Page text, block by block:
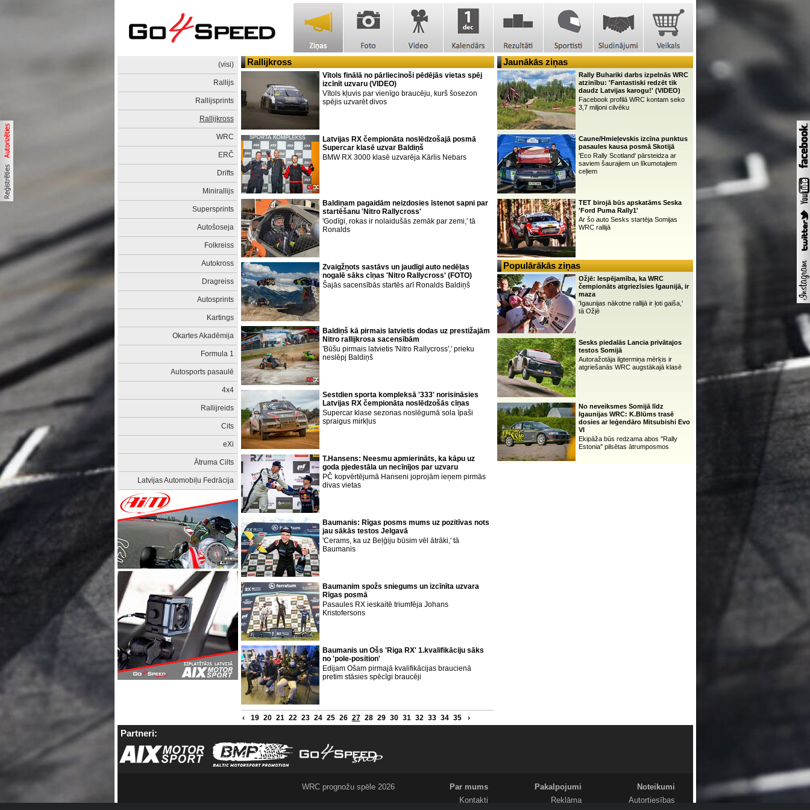
(visi)
Rallijs
Rallijsprints
Rallijkross
WRC
ERČ
Drifts
Minirallijs
Supersprints
Autošoseja
Folkreiss
Autokross
Dragreiss
Autosprints
Kartings
Okartes Akadēmija
Formula 1
Autosports pasaulē
4x4
Rallijreids
Cits
eXi
Ātruma Cilts
Latvijas Automobiļu Fedrācija
Rallijkross
Vītols finālā no pārliecinoši pēdējās vietas spēj
izcīnīt uzvaru (VIDEO)
Vītols kļuvis par vienīgo braucēju, kurš šosezon
spējis uzvarēt divos
Latvijas RX čempionāta noslēdzošajā posmā
Supercar klasē uzvar Baldiņš
BMW RX 3000 klasē uzvarēja Kārlis Nebars
Baldiņam pagaidām neizdosies īstenot sapni par
startēšanu 'Nitro Rallycross'
'Godīgi, rokas ir nolaidušās zemāk par zemi,' tā
Ronalds
Zvaigžņots sastāvs un jaudīgi auto nedēļas
nogalē sāks cīņas 'Nitro Rallycross' (FOTO)
Šajās sacensībās startēs arī Ronalds Baldiņš
Baldiņš kā pirmais latvietis dodas uz prestižajām
Nitro rallijkrosa sacensībām
'Būšu pirmais latvietis 'Nitro Rallycross',' prieku
neslēpj Baldiņš
Sestdien sporta kompleksā '333' norisināsies
Latvijas RX čempionāta noslēdzošās cīņas
Supercar klase sezonas noslēgumā sola īpaši
spraigus mirkļus
T.Hansens: Neesmu apmierināts, ka kāpu uz
goda pjedestāla un necīnījos par uzvaru
PČ kopvērtējumā Hanseni joprojām ieņem pirmās
divas vietas
Baumanis: Rīgas posms mums uz pozitīvas nots
jau sākās testos Jelgavā
'Cerams, ka uz Beļģiju būsim vēl ātrāki,' tā
Baumanis
Baumanim spožs sniegums un izcīnīta uzvara
Rīgas posmā
Pasaules RX ieskaitē triumfēja Johans
Kristofersons
Baumanis un Ošs 'Riga RX' 1.kvalifikāciju sāks
no 'pole-position'
Edijam Ošam pirmajā kvalifikācijas braucienā
pretim stāsies spēcīgi braucēji
‹ 19 20 21 22 23 24 25 26 27 28 29 30 31 32 33 34 35 ›
Jaunākās ziņas
Rally Buhariki darbs izpelnās WRC
atzinību: 'Fantastiski redzēt tik
daudz Latvijas karogu!' (VIDEO)
Facebook profilā WRC kontam seko
3,7 miljoni cilvēku
Caune/Hmieļevskis izcīna punktus
pasaules kausa posmā Skotijā
'Eco Rally Scotland' pārsteidza ar
saviem šaurajiem un līkumotajiem
ceļiem
TET birojā būs apskatāms Seska
'Ford Puma Rally1'
Ar šo auto Sesks startēja Somijas
WRC rallijā
Populārākās ziņas
Ožjē: Iespējamība, ka WRC
čempionāts atgriezīsies Igaunijā, ir
maza
'Igaunijas nākotne rallijā ir ļoti gaiša,'
tā Ožjē
Sesks piedalās Lancia privātajos
testos Somijā
Autoražotāja ilgtermiņa mērķis ir
atgriešanās WRC augstākajā klasē
No neveiksmes Somijā līdz
Igaunijas WRC: K.Blūms trasē
dosies ar leģendāro Mitsubishi Evo
VI
Ekipāža būs redzama abos ''Rally
Estonia'' pilsētas ātrumposmos
Partneri:
WRC prognožu spēle 2026
Par mums
Kontakti
Pakalpojumi
Reklāma
Noteikumi
Autortiesības